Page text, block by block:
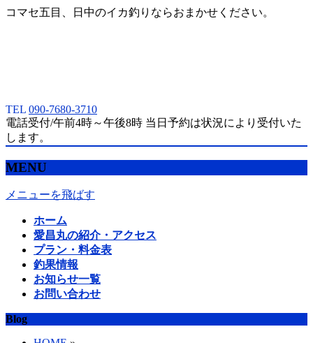
コマセ五目、日中のイカ釣りならおまかせください。
TEL 090-7680-3710
電話受付/午前4時～午後8時 当日予約は状況により受付いた
します。
MENU
メニューを飛ばす
ホーム
愛昌丸の紹介・アクセス
プラン・料金表
釣果情報
お知らせ一覧
お問い合わせ
Blog